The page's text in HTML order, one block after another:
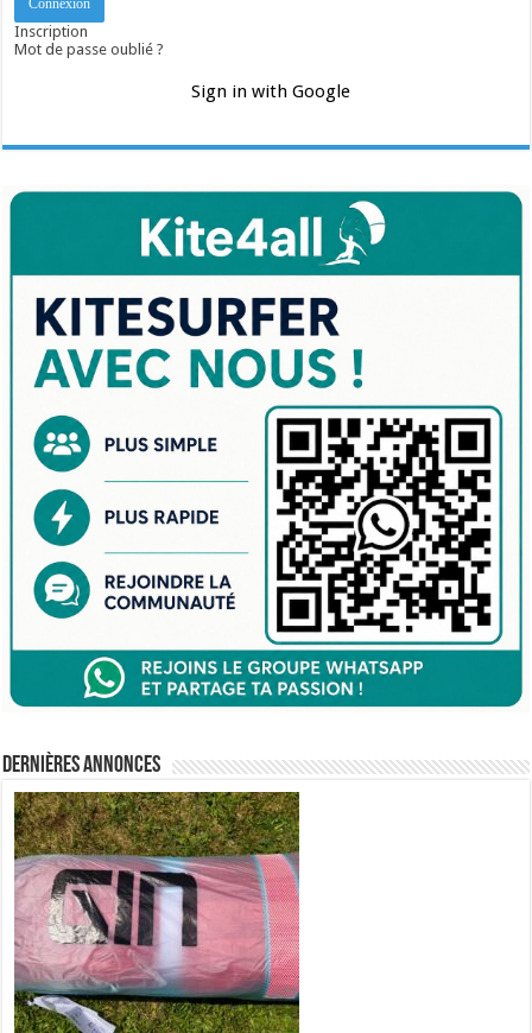
Inscription
Mot de passe oublié ?
Sign in with Google
Dernières annonces